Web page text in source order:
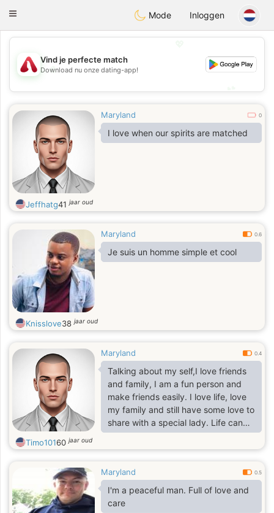
ÖsterreichChat
Toggle
Mode Inloggen
💖
💕
Vind je perfecte match
Download nu onze dating-app!
Maryland 0
I love when our spirits are matched
Jeffhatg41jaar oud
Maryland 0.6
Je suis un homme simple et cool
Knisslove38jaar oud
Maryland 0.4
Talking about my self,I love friends
and family, I am a fun person and
make friends easily. I love life, love
my family and still have some love to
share with a special lady. Life can
be lonely without someoneI am a
person who is very real when it
honest,kind
caring,affectionate,good sense of
humor,easy going,free
Timo10160jaar oud
Maryland 0.5
I'm a peaceful man. Full of love and
care